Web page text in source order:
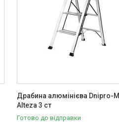
Драбина алюмінієва Dnipro-M
Alteza 3 ст
Готово до відправки